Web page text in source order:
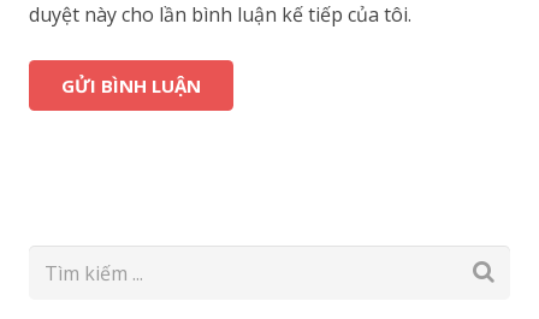
duyệt này cho lần bình luận kế tiếp của tôi.